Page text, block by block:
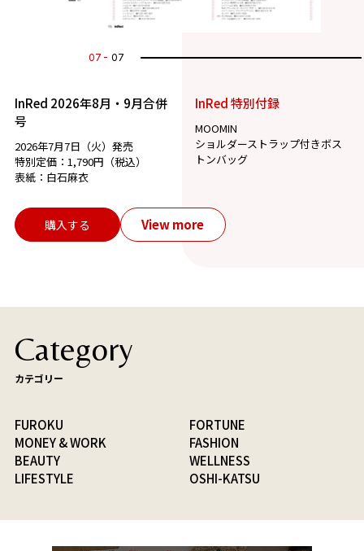
07 07
InRed 2026年8月・9月合併
号
2026年7月7日（火）発売
特別定価：1,790円（税込）
表紙：白石麻衣
InRed 特別付録
MOOMIN
ショルダーストラップ付きボス
トンバッグ
購入する View more
Category
カテゴリー
FUROKU
FORTUNE
MONEY & WORK
FASHION
BEAUTY
WELLNESS
LIFESTYLE
OSHI-KATSU